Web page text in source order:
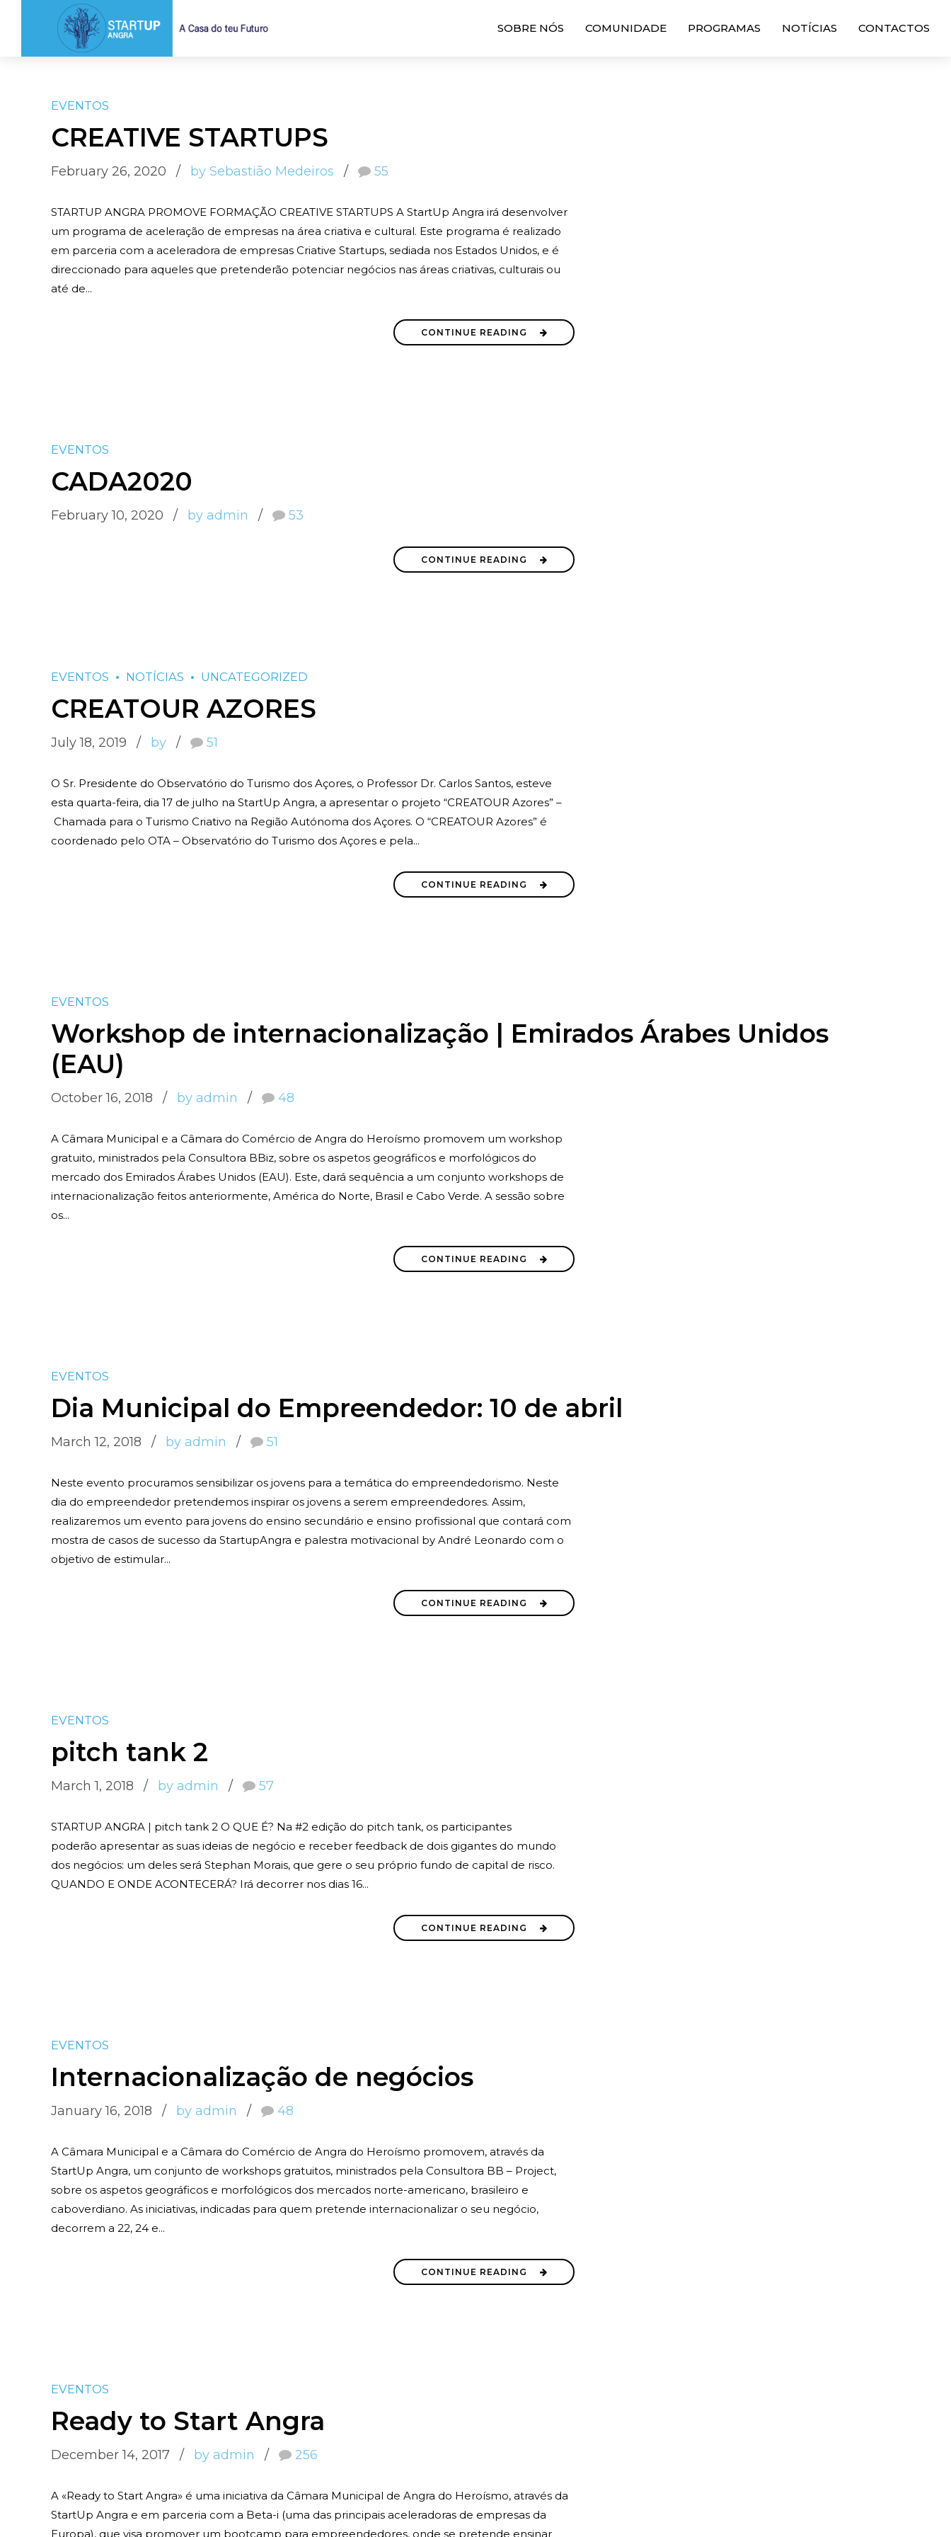
SOBRE NÓS COMUNIDADE PROGRAMAS NOTÍCIAS CONTACTOS
EVENTOS
CREATIVE STARTUPS
February 26, 2020 by Sebastião Medeiros 55
STARTUP ANGRA PROMOVE FORMAÇÃO CREATIVE STARTUPS A StartUp Angra irá desenvolver
um programa de aceleração de empresas na área criativa e cultural. Este programa é realizado
em parceria com a aceleradora de empresas Criative Startups, sediada nos Estados Unidos, e é
direccionado para aqueles que pretenderão potenciar negócios nas áreas criativas, culturais ou
até de...
CONTINUE READING
EVENTOS
CADA2020
February 10, 2020 by admin 53
CONTINUE READING
EVENTOS NOTÍCIAS UNCATEGORIZED
CREATOUR AZORES
July 18, 2019 by 51
O Sr. Presidente do Observatório do Turismo dos Açores, o Professor Dr. Carlos Santos, esteve
esta quarta-feira, dia 17 de julho na StartUp Angra, a apresentar o projeto “CREATOUR Azores” –
Chamada para o Turismo Criativo na Região Autónoma dos Açores. O “CREATOUR Azores” é
coordenado pelo OTA – Observatório do Turismo dos Açores e pela...
CONTINUE READING
EVENTOS
Workshop de internacionalização | Emirados Árabes Unidos
(EAU)
October 16, 2018 by admin 48
A Câmara Municipal e a Câmara do Comércio de Angra do Heroísmo promovem um workshop
gratuito, ministrados pela Consultora BBiz, sobre os aspetos geográficos e morfológicos do
mercado dos Emirados Árabes Unidos (EAU). Este, dará sequência a um conjunto workshops de
internacionalização feitos anteriormente, América do Norte, Brasil e Cabo Verde. A sessão sobre
os...
CONTINUE READING
EVENTOS
Dia Municipal do Empreendedor: 10 de abril
March 12, 2018 by admin 51
Neste evento procuramos sensibilizar os jovens para a temática do empreendedorismo. Neste
dia do empreendedor pretendemos inspirar os jovens a serem empreendedores. Assim,
realizaremos um evento para jovens do ensino secundário e ensino profissional que contará com
mostra de casos de sucesso da StartupAngra e palestra motivacional by André Leonardo com o
objetivo de estimular...
CONTINUE READING
EVENTOS
pitch tank 2
March 1, 2018 by admin 57
STARTUP ANGRA | pitch tank 2 O QUE É? Na #2 edição do pitch tank, os participantes
poderão apresentar as suas ideias de negócio e receber feedback de dois gigantes do mundo
dos negócios: um deles será Stephan Morais, que gere o seu próprio fundo de capital de risco.
QUANDO E ONDE ACONTECERÁ? Irá decorrer nos dias 16...
CONTINUE READING
EVENTOS
Internacionalização de negócios
January 16, 2018 by admin 48
A Câmara Municipal e a Câmara do Comércio de Angra do Heroísmo promovem, através da
StartUp Angra, um conjunto de workshops gratuitos, ministrados pela Consultora BB – Project,
sobre os aspetos geográficos e morfológicos dos mercados norte-americano, brasileiro e
caboverdiano. As iniciativas, indicadas para quem pretende internacionalizar o seu negócio,
decorrem a 22, 24 e...
CONTINUE READING
EVENTOS
Ready to Start Angra
December 14, 2017 by admin 256
A «Ready to Start Angra» é uma iniciativa da Câmara Municipal de Angra do Heroísmo, através da
StartUp Angra e em parceria com a Beta-i (uma das principais aceleradoras de empresas da
Europa), que visa promover um bootcamp para empreendedores, onde se pretende ensinar